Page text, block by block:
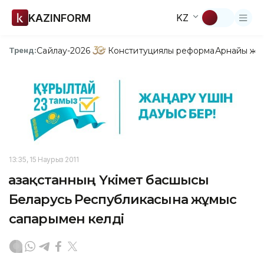
KAZINFORM KZ
Тренд:Сайлау-2026 Конституциялық реформаАрнайы
13:35, 15 Наурыз 2011
Қазақстанның Үкімет басшысы
Беларусь Республикасына жұмыс
сапарымен келді